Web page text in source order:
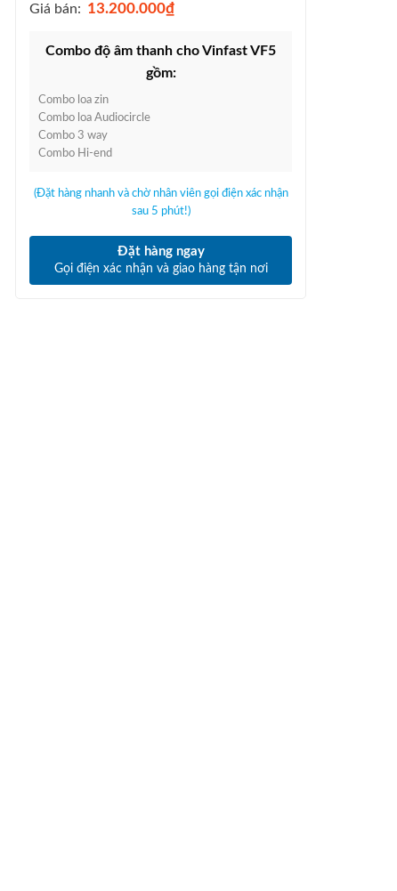
Giá bán: 13.200.000₫
Combo độ âm thanh cho Vinfast VF5
gồm:
Combo loa zin
Combo loa Audiocircle
Combo 3 way
Combo Hi-end
(Đặt hàng nhanh và chờ nhân viên gọi điện xác nhận
sau 5 phút!)
Đặt hàng ngay
Gọi điện xác nhận và giao hàng tận nơi